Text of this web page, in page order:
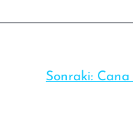
Sonraki: